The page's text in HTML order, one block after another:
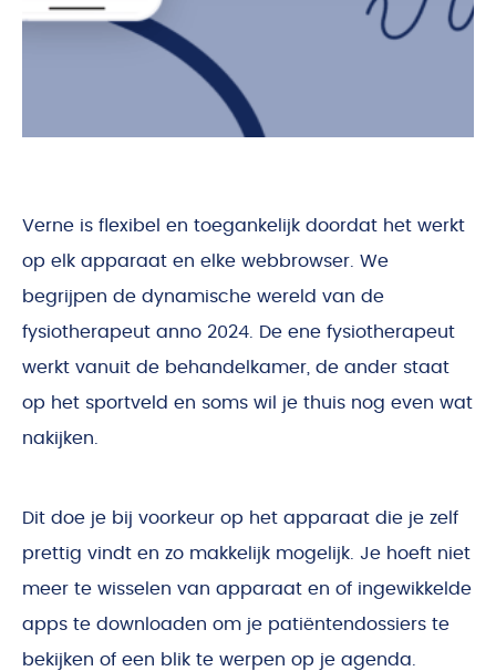
Verne is flexibel en toegankelijk doordat het werkt
op elk apparaat en elke webbrowser. We
begrijpen de dynamische wereld van de
fysiotherapeut anno 2024. De ene fysiotherapeut
werkt vanuit de behandelkamer, de ander staat
op het sportveld en soms wil je thuis nog even wat
nakijken.
Dit doe je bij voorkeur op het apparaat die je zelf
prettig vindt en zo makkelijk mogelijk. Je hoeft niet
meer te wisselen van apparaat en of ingewikkelde
apps te downloaden om je patiëntendossiers te
bekijken of een blik te werpen op je agenda.